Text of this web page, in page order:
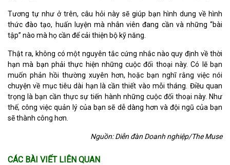
Tương tự như ở trên, câu hỏi này sẽ giúp bạn hình dung về hình
thức đào tạo, huấn luyện mà nhân viên đang cần và những “bài
tập” nào mà họ cần để cải thiện bộ kỹ năng.
Thật ra, không có một nguyên tắc cứng nhắc nào quy định về thời
hạn mà bạn phải thực hiện những cuộc đối thoại này. Có lẽ bạn
muốn phản hồi thường xuyên hơn, hoặc bạn nghĩ rằng việc nói
chuyện về mục tiêu dài hạn là cần thiết vào mỗi tháng. Điều quan
trọng là bạn cần thực sự tiến hành những cuộc đối thoại này. Như
thế, công việc quản lý của bạn sẽ dễ dàng hơn và đội ngũ của bạn
sẽ thành công hơn.
Nguồn: Diễn đàn Doanh nghiệp/The Muse
CÁC BÀI VIẾT LIÊN QUAN